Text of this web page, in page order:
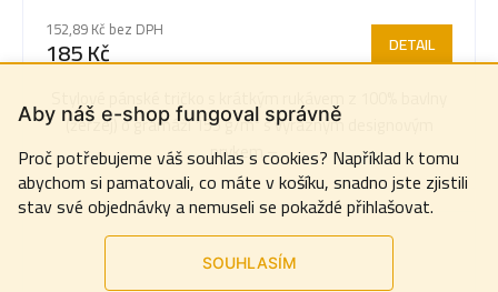
Aby náš e-shop fungoval správně
Proč potřebujeme váš souhlas s cookies? Například k tomu
abychom si pamatovali, co máte v košíku, snadno jste zjistili
stav své objednávky a nemuseli se pokaždé přihlašovat.
SOUHLASÍM
152,89 Kč bez DPH
185 Kč DETAIL
Stylové pánské tričko s krátkým rukávem z 100% bavlny
(žerzej) o gramáži 155 g/m² s výrazným designovým
prvkem –...